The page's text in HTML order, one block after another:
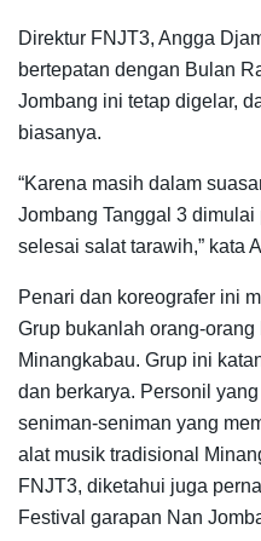
Direktur FNJT3, Angga
bertepatan dengan Bulan
Jombang ini tetap digelar,
biasanya.
“Karena masih dalam
Jombang Tanggal 3
selesai salat tarawih,” kata
Penari dan koreografer ini
Grup bukanlah orang-
Minangkabau. Grup ini
dan berkarya. Personil
seniman-seniman yang
alat musik tradisional
FNJT3, diketahui juga
Festival garapan Nan